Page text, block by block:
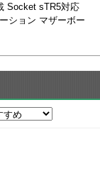
Socket sTR5対応
ション マザーボー